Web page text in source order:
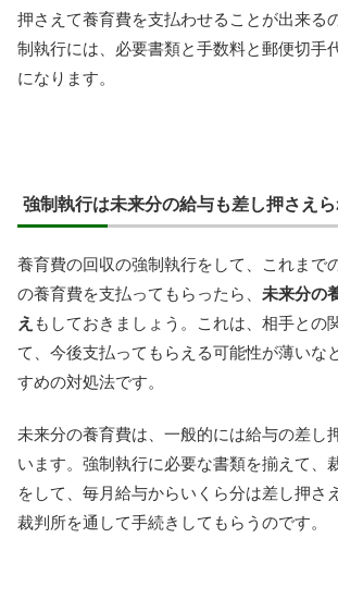
押さえて養育費を支払わせることが出来る
制執行には、必要書類と手数料と郵便切手
になります。
強制執行は未来分の給与も差し押さえ
養育費の回収の強制執行をして、これまで
の養育費を支払ってもらったら、 未来分の
え もしておきましょう。これは、相手との
て、今後支払ってもらえる可能性が薄いな
すめの対処法です。
未来分の養育費は、一般的には給与の差し
います。強制執行に必要な書類を揃えて、
をして、毎月給与からいくら分は差し押さ
裁判所を通して手続きしてもらうのです。